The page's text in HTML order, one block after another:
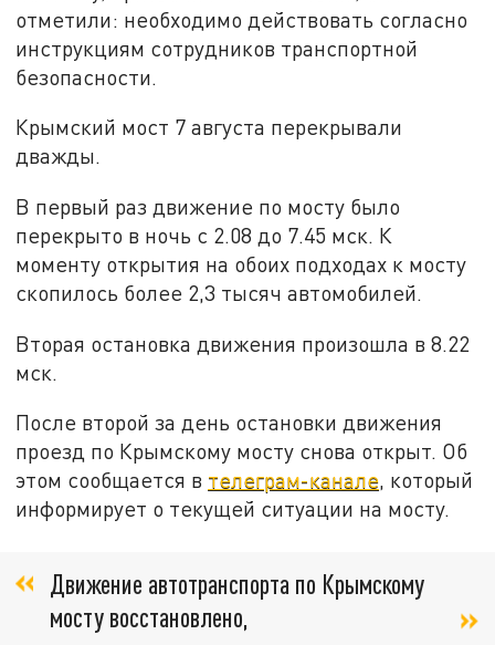
отметили: необходимо действовать согласно
инструкциям сотрудников транспортной
безопасности.
Крымский мост 7 августа перекрывали
дважды.
В первый раз движение по мосту было
перекрыто в ночь с 2.08 до 7.45 мск. К
моменту открытия на обоих подходах к мосту
скопилось более 2,3 тысяч автомобилей.
Вторая остановка движения произошла в 8.22
мск.
После второй за день остановки движения
проезд по Крымскому мосту снова открыт. Об
этом сообщается в телеграм-канале, который
информирует о текущей ситуации на мосту.
Движение автотранспорта по Крымскому
мосту восстановлено,